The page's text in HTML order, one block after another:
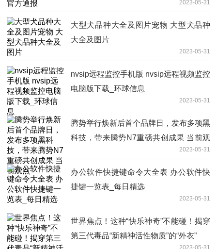
2023-05-31
大型犬品种大全及图片宠物 大型犬品种
大全及图片
2023-05-31
nvsip远程监控手机版 nvsip远程视频监控
电脑版下载_环球信息
2023-05-31
腾势举行焕新后首个品牌日，发布多项黑
科技，带来腾势N7重磅共创成果 当前观
2023-05-31
办公软件快捷键命令大全表 办公软件快
捷键一览表_每日精选
2023-05-31
世界焦点！这种“快乐神奇”不能碰！揭穿
第三代毒品“新精神活性物质”的“外衣”
2023-05-31